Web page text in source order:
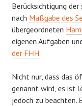
Berücksichtigung
nach Maßgabe des
übergeordneten
eigenen Aufgaben
der FHH.
Nicht nur, dass das
genannt wird, es ist
jedoch zu beachten.